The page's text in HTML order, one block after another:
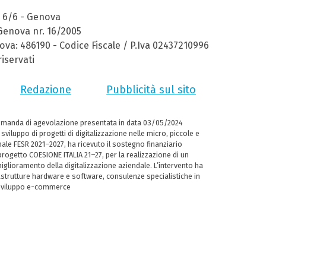
6/6 - Genova
nr. 16/2005
486190 - Codice Fiscale / P.Iva 02437210996
Redazione Pubblicità sul sito
di agevolazione presentata in data 03/05/2024
di progetti di digitalizzazione nelle micro, piccole e
FESR 2021–2027, ha ricevuto il sostegno finanziario
COESIONE ITALIA 21–27, per la realizzazione di un
della digitalizzazione aziendale. L’intervento ha
hardware e software, consulenze specialistiche in
e-commerce